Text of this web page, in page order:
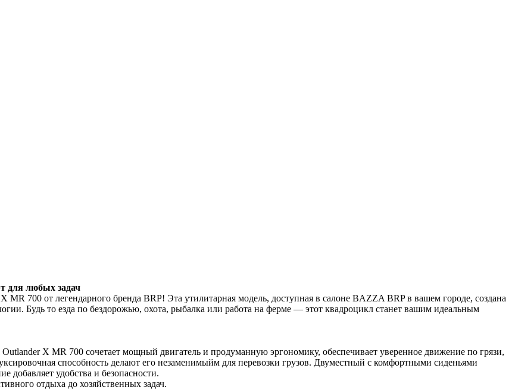
для любых задач
700 от легендарного бренда BRP! Эта утилитарная модель, доступная в салоне BAZZA BRP в вашем городе, создана
Будь то езда по бездорожью, охота, рыбалка или работа на ферме — этот квадроцикл станет вашим идеальным
X MR 700 сочетает мощный двигатель и продуманную эргономику, обеспечивает уверенное движение по грязи,
способность делают его незаменимыйм для перевозки грузов. Двуместный с комфортными сиденьями
добавляет удобства и безопасности.
отдыха до хозяйственных задач.